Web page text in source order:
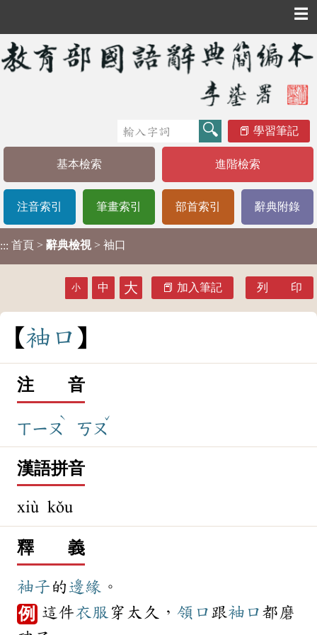
☰
學習筆記
基本檢索 進階檢索
注音索引 筆畫索引 部首索引 辭典附錄
::: 首頁 > 辭典檢視 > 袖口
小 中 大 加入筆記 列 印
袖 口
注 音
ㄒㄧㄡ
ˋ
ㄎㄡ
ˇ
漢語拼音
xiù kǒu
釋 義
袖子 的 邊緣 。
例 這件衣服 穿太久， 領口 跟袖口 都磨